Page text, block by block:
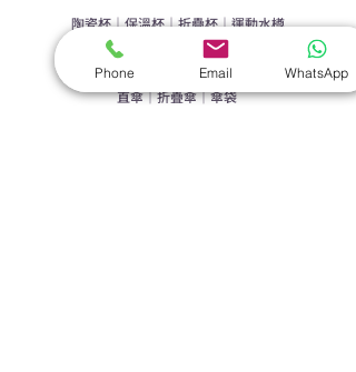
陶瓷杯｜保溫杯｜折疊杯｜運動水樽
直傘｜折疊傘｜傘袋
Phone Email WhatsApp